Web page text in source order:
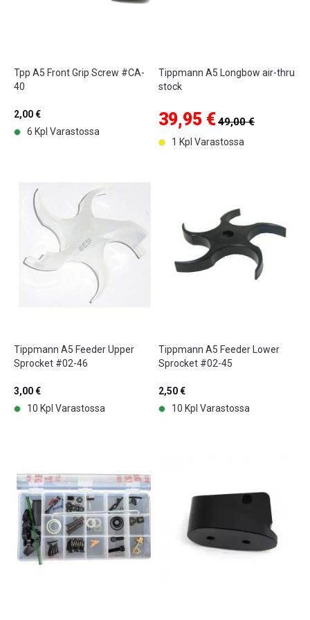
Tpp A5 Front Grip Screw #CA-
40
2,00 €
6 Kpl Varastossa
Tippmann A5 Longbow air-thru
stock
39,95 €49,00 €
1 Kpl Varastossa
Tippmann A5 Feeder Upper
Sprocket #02-46
3,00 €
10 Kpl Varastossa
Tippmann A5 Feeder Lower
Sprocket #02-45
2,50 €
10 Kpl Varastossa